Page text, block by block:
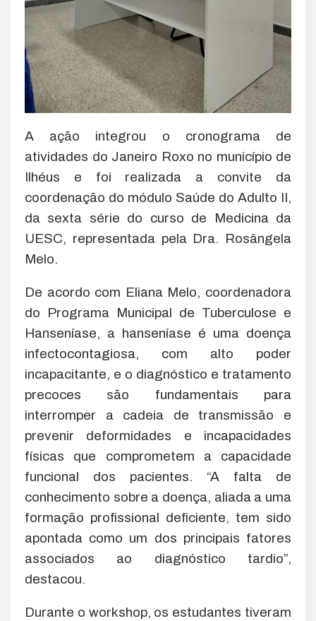
A ação integrou o cronograma de
atividades do Janeiro Roxo no município de
Ilhéus e foi realizada a convite da
coordenação do módulo Saúde do Adulto II,
da sexta série do curso de Medicina da
UESC, representada pela Dra. Rosângela
Melo.
De acordo com Eliana Melo, coordenadora
do Programa Municipal de Tuberculose e
Hanseníase, a hanseníase é uma doença
infectocontagiosa, com alto poder
incapacitante, e o diagnóstico e tratamento
precoces são fundamentais para
interromper a cadeia de transmissão e
prevenir deformidades e incapacidades
físicas que comprometem a capacidade
funcional dos pacientes. “A falta de
conhecimento sobre a doença, aliada a uma
formação profissional deficiente, tem sido
apontada como um dos principais fatores
associados ao diagnóstico tardio”,
destacou.
Durante o workshop, os estudantes tiveram